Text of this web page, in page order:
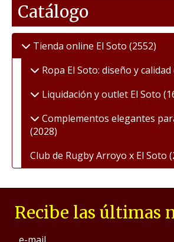
Catálogo
Tienda online El Soto (2552)
Ropa El Soto: diseño y calidad
Liquidación y outlet El Soto
Complementos elegantes
(2028)
Club de Rugby Arroyo x El Soto
Recibe las últimas